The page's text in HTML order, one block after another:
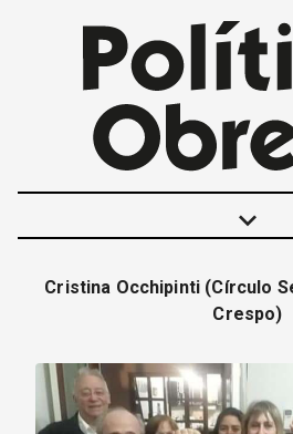
keyboard_arrow_down
POLÍTICAS
MOVIMIENTO
MUJER
Cristina Occhipinti (Círculo
Crespo)